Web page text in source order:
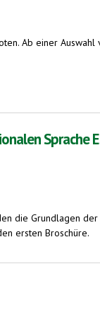
Ab einer
Sprache
die Grundlagen
ersten Broschüre.